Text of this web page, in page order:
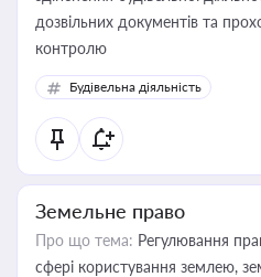
дозвільних документів та
контролю
Будівельна діяльність
Земельне право
Про що тема: Регулювання
сфері користування землею,